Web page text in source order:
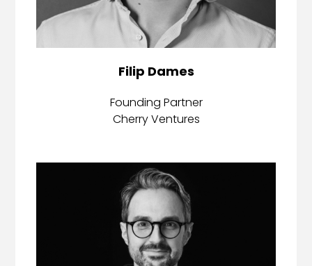
Filip Dames
Founding Partner
Cherry Ventures